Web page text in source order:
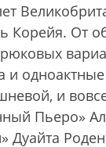
Корейя. От
и
и
Пьеро»